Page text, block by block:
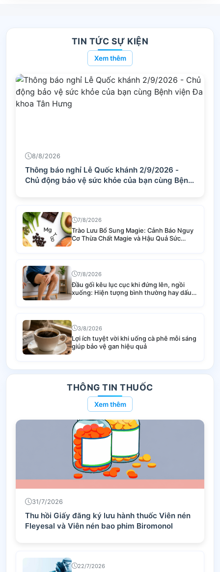
TIN TỨC SỰ KIỆN
Xem thêm
8/8/2026
Thông báo nghỉ Lễ Quốc khánh 2/9/2026 -
Chủ động bảo vệ sức khỏe của bạn cùng Bệnh
7/8/2026
Trào Lưu Bổ Sung Magie: Cảnh Báo Nguy
Cơ Thừa Chất Magie và Hậu Quả Sức
Khỏe
7/8/2026
Đầu gối kêu lục cục khi đứng lên, ngồi
xuống: Hiện tượng bình thường hay dấu
hiệu bệnh lý nguy hiểm?
3/8/2026
Lợi ích tuyệt vời khi uống cà phê mỗi sáng
giúp bảo vệ gan hiệu quả
THÔNG TIN THUỐC
Xem thêm
31/7/2026
Thu hồi Giấy đăng ký lưu hành thuốc Viên nén
Fleyesal và Viên nén bao phim Biromonol
22/7/2026